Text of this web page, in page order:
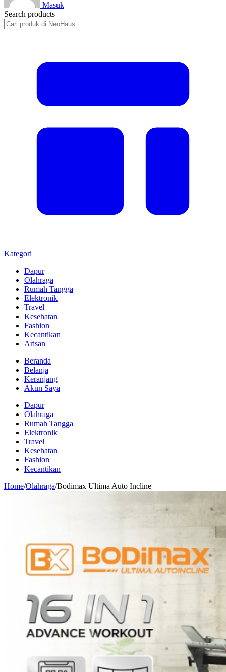
Masuk
Search products
Kategori
Dapur
Olahraga
Rumah Tangga
Elektronik
Travel
Kesehatan
Fashion
Kecantikan
Arisan
Beranda
Belanja
Keranjang
Akun Saya
Dapur
Olahraga
Rumah Tangga
Elektronik
Travel
Kesehatan
Fashion
Kecantikan
Home/Olahraga/Bodimax Ultima Auto Incline